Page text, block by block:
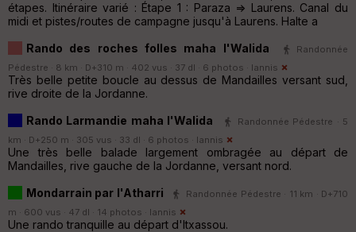
étapes. Itinéraire varié : Étape 1 : Paraza => Laurens. Canal du
midi et pistes/routes de campagne jusqu'à Laurens. Halte a
Rando des roches folles maha l'Walida
Randonnée
Pédestre · 8 km · D+310 m · 402 vus · 37 dl · 6 photos · Iannis
Très belle petite boucle au dessus de Mandailles versant sud,
rive droite de la Jordanne.
Rando Larmandie maha l'Walida
Randonnée Pédestre · 5
km · D+250 m · 305 vus · 33 dl · 6 photos · Iannis
Une très belle balade largement ombragée au départ de
Mandailles, rive gauche de la Jordanne, versant nord.
Mondarrain par l'Atharri
Randonnée Pédestre · 11 km · D+710
m · 600 vus · 47 dl · 14 photos · Iannis
Une rando tranquille au départ d'Itxassou.